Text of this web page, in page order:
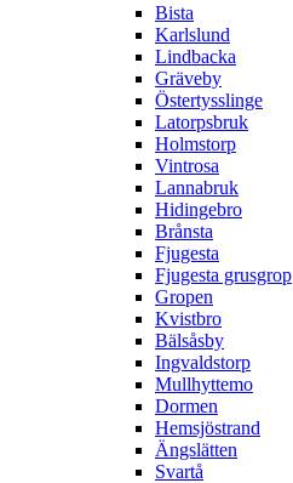
Bista
Karlslund
Lindbacka
Gräveby
Östertysslinge
Latorpsbruk
Holmstorp
Vintrosa
Lannabruk
Hidingebro
Brånsta
Fjugesta
Fjugesta grusgrop
Gropen
Kvistbro
Bälsåsby
Ingvaldstorp
Mullhyttemo
Dormen
Hemsjöstrand
Ängslätten
Svartå